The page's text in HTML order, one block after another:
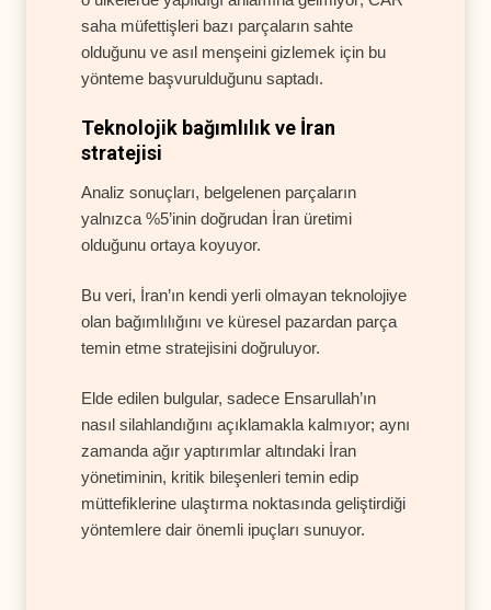
saha müfettişleri bazı parçaların sahte
olduğunu ve asıl menşeini gizlemek için bu
yönteme başvurulduğunu saptadı.
Teknolojik bağımlılık ve İran
stratejisi
Analiz sonuçları, belgelenen parçaların
yalnızca %5’inin doğrudan İran üretimi
olduğunu ortaya koyuyor.
Bu veri, İran’ın kendi yerli olmayan teknolojiye
olan bağımlılığını ve küresel pazardan parça
temin etme stratejisini doğruluyor.
Elde edilen bulgular, sadece Ensarullah’ın
nasıl silahlandığını açıklamakla kalmıyor; aynı
zamanda ağır yaptırımlar altındaki İran
yönetiminin, kritik bileşenleri temin edip
müttefiklerine ulaştırma noktasında geliştirdiği
yöntemlere dair önemli ipuçları sunuyor.